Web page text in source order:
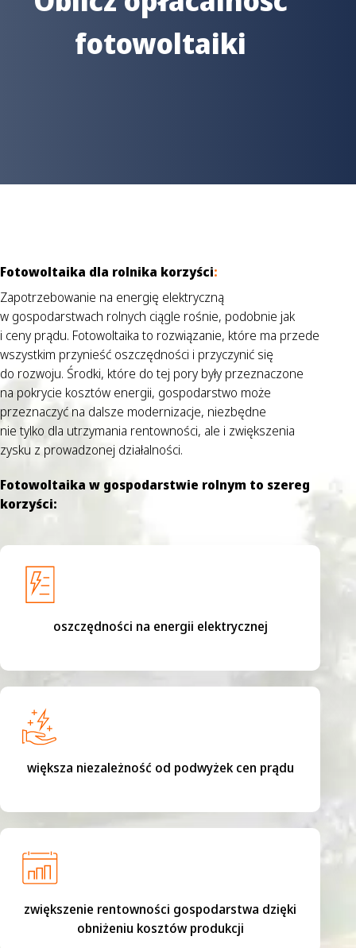
fotowoltaiki
Fotowoltaika dla rolnika korzyści:
Zapotrzebowanie na energię elektryczną
w gospodarstwach rolnych ciągle rośnie, podobnie jak
i ceny prądu. Fotowoltaika to rozwiązanie, które ma przede
wszystkim przynieść oszczędności i przyczynić się
do rozwoju. Środki, które do tej pory były przeznaczone
na pokrycie kosztów energii, gospodarstwo może
przeznaczyć na dalsze modernizacje, niezbędne
nie tylko dla utrzymania rentowności, ale i zwiększenia
zysku z prowadzonej działalności.
Fotowoltaika w gospodarstwie rolnym to szereg
korzyści:
oszczędności na energii elektrycznej
większa niezależność od podwyżek cen prądu
zwiększenie rentowności gospodarstwa dzięki
obniżeniu kosztów produkcji